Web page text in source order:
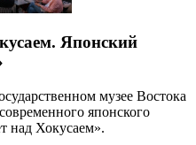
Японский
музее Востока
японского
над Хокусаем».